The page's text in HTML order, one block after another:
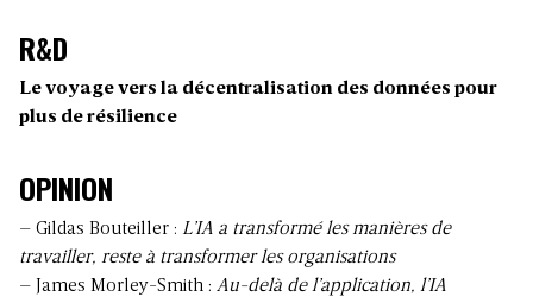
R&D
Le voyage vers la décentralisation des données pour
plus de résilience
OPINION
– Gildas Bouteiller : L’IA a transformé les manières de
travailler, reste à transformer les organisations
– James Morley-Smith : Au-delà de l’application, l’IA